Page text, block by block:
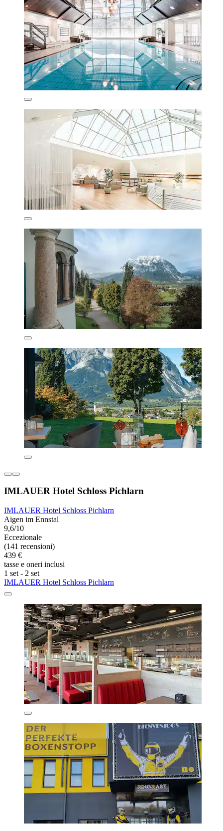
IMLAUER Hotel Schloss Pichlarn
IMLAUER Hotel Schloss Pichlarn
Aigen im Ennstal
9,6/10
Eccezionale
(141 recensioni)
439 €
tasse e oneri inclusi
1 set - 2 set
IMLAUER Hotel Schloss Pichlarn